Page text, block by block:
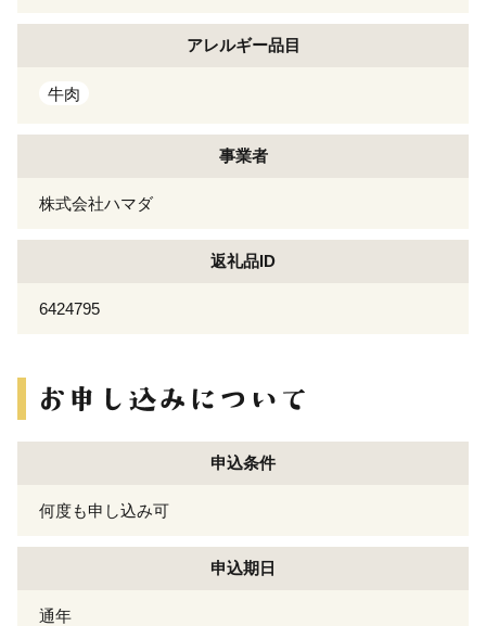
アレルギー品目
牛肉
事業者
株式会社ハマダ
返礼品ID
6424795
申込条件
何度も申し込み可
申込期日
通年